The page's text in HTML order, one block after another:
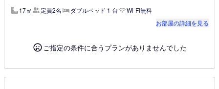
17㎡ 定員2名 ダブルベッド 1 台
Wi-Fi無料
お部屋の詳細を見る
ご指定の条件に合うプランがありませんでした